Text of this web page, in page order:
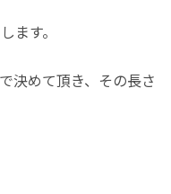
ます。
決めて頂き、その長さ